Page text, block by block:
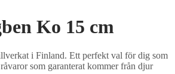
Ko 15 cm
i Finland. Ett perfekt val för dig som
som garanterat kommer från djur